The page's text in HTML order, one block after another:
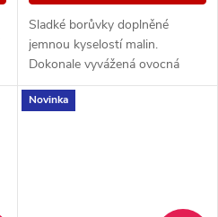
Sladké borůvky doplněné
jemnou kyselostí malin.
Dokonale vyvážená ovocná
směs, která kombinuje sladké i
svěží tóny.
Novinka